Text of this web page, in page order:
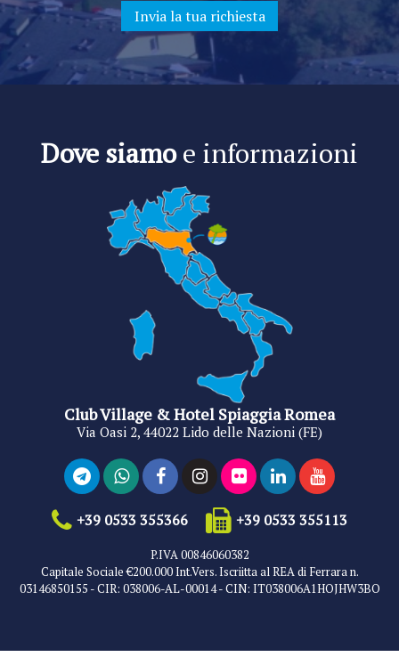
Dove siamoe informazioni
Club Village & Hotel Spiaggia Romea
Via Oasi 2, 44022 Lido delle Nazioni (FE)
+39 0533 355366 +39 0533 355113
P.IVA 00846060382
Capitale Sociale €200.000 Int.Vers. Iscriitta al REA di Ferrara n.
03146850155 - CIR: 038006-AL-00014 - CIN: IT038006A1HOJHW3BO